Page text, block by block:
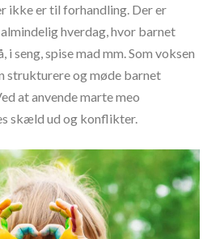
ikke er til forhandling. Der er
hverdag, hvor barnet
i seng, spise mad mm. Som voksen
strukturere og møde barnet
at anvende marte meo
skæld ud og konflikter.